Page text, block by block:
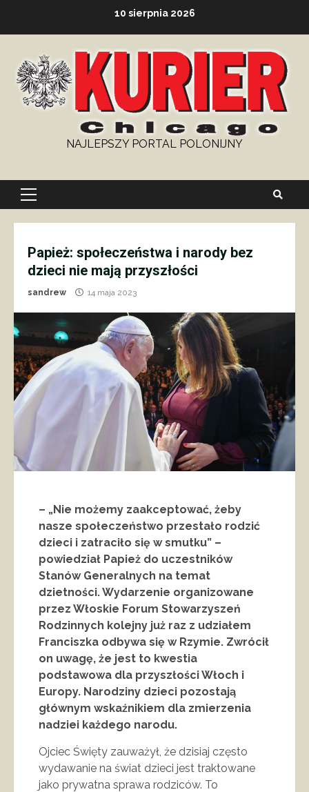
10 sierpnia 2026
NAJLEPSZY PORTAL POLONIJNY
Primary
Papież: społeczeństwa i narody bez
dzieci nie mają przyszłości
sandrew 14 maja 2023
– „Nie możemy zaakceptować, żeby
nasze społeczeństwo przestało rodzić
dzieci i zatraciło się w smutku” –
powiedział Papież do uczestników
Stanów Generalnych na temat
dzietności. Wydarzenie organizowane
przez Włoskie Forum Stowarzyszeń
Rodzinnych kolejny już raz z udziałem
Franciszka odbywa się w Rzymie. Zwrócił
on uwagę, że jest to kwestia
podstawowa dla przyszłości Włoch i
Europy. Narodziny dzieci pozostają
głównym wskaźnikiem dla zmierzenia
nadziei każdego narodu.
Ojciec Święty zauważył, że dzisiaj często
wydawanie na świat dzieci jest traktowane
jako prywatna sprawa rodziców. To